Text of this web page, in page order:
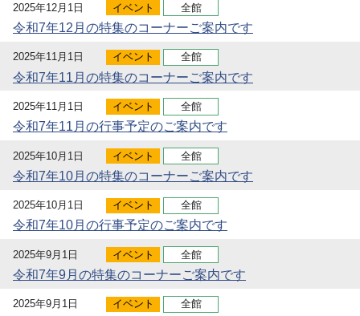
2025年12月1日 イベント 全館
令和7年12月の特集のコーナーご案内です
2025年11月1日 イベント 全館
令和7年11月の特集のコーナーご案内です
2025年11月1日 イベント 全館
令和7年11月の行事予定のご案内です
2025年10月1日 イベント 全館
令和7年10月の特集のコーナーご案内です
2025年10月1日 イベント 全館
令和7年10月の行事予定のご案内です
2025年9月1日 イベント 全館
令和7年9月の特集のコーナーご案内です
2025年9月1日 イベント 全館